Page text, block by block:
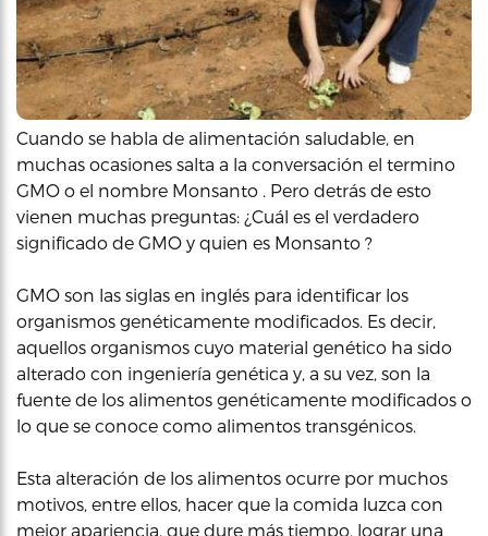
Cuando se habla de alimentación saludable, en
muchas ocasiones salta a la conversación el termino
GMO o el nombre Monsanto . Pero detrás de esto
vienen muchas preguntas: ¿Cuál es el verdadero
significado de GMO y quien es Monsanto ?
GMO son las siglas en inglés para identificar los
organismos genéticamente modificados. Es decir,
aquellos organismos cuyo material genético ha sido
alterado con ingeniería genética y, a su vez, son la
fuente de los alimentos genéticamente modificados o
lo que se conoce como alimentos transgénicos.
Esta alteración de los alimentos ocurre por muchos
motivos, entre ellos, hacer que la comida luzca con
mejor apariencia, que dure más tiempo, lograr una